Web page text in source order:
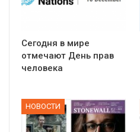
Сегодня в мире
отмечают День прав
человека
НОВОСТИ